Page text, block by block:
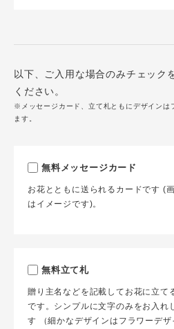
以下、ご入用な場合のみチェック
ください。
※メッセージカード、立て札ともにデザインは
ます。
無料メッセージカード
お花とともに送られるカードです (
はイメージです)。
無料立て札
贈り主名などを記載してお花に立て
です。シンプルに文字のみをお入れ
す （細かなデザインはフラワーデザ